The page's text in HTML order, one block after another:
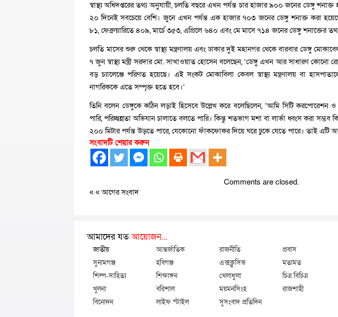
স্বাস্থ্য অধিদপ্তরের তথ্য অনুযায়ী, চলতি বছরে এখন পর্যন্ত চার হাজার ৯০০ জনের ডেঙ্গু
২০ দিনেই সবচেয়ে বেশি। জুনে এখন পর্যন্ত এক হাজার ৭০৩ জনের ডেঙ্গু শনাক্ত করা
৮১, ফেব্রুয়ারিতে ৪০৯, মার্চে ৩৫৩, এপ্রিলে ৬৪০ এবং মে মাসে ৭১৪ জনের ডেঙ্গু শনাক্তের তথ্য
চলতি মাসের শুরু থেকে স্বাস্থ্য মন্ত্রণালয় এবং ঢাকার দুই মহানগর থেকে বারবার ডেঙ্গু
৭ জুন স্বাস্থ্য মন্ত্রী সরদার মো. সাখাওয়াত হোসেন বলেছেন, ‘ডেঙ্গু এখন আর সাধারণ
বড় চ্যালেঞ্জে পরিণত হয়েছে। এই সংকট মোকাবিলা কেবল স্বাস্থ্য মন্ত্রণালয় বা
নাগরিককে এতে সম্পৃক্ত হতে হবে।’
তিনি বলেন ডেঙ্গুকে কঠিন লড়াই হিসেবে উল্লেখ করে বলেছিলেন, ‘আমি সিটি করপোরেশন
পারি, পরিচ্ছন্নতা অভিযান চালাতে বলতে পারি। কিন্তু শতভাগ মশা বা লার্ভা ধ্বংস করা সম্ভব
২০০ মিটার পর্যন্ত উড়তে পারে, যেকোনো ফাঁকফোকর দিয়ে ঘরে ঢুকে যেতে পারে। তাই এটি
সংবাদটি শেয়ার করুন
Comments are closed.
« «আগের সংবাদ
আমাদের যতআয়োজন...
জাতীয় আন্তর্জাতিক রাজনীতি প্রবাস
সুনামগঞ্জ
হবিগঞ্জ এক্সক্লুসিভ মতামত
শিল্প-সাহিত্য
শিক্ষাঙ্গন খেলাধুলা চিত্র বিচিত্র
খুলনা
বরিশাল ময়মনসিংহ রাজশাহী
বিনোদন
লাইফ স্টাইল সুসংবাদ প্রতিদিন